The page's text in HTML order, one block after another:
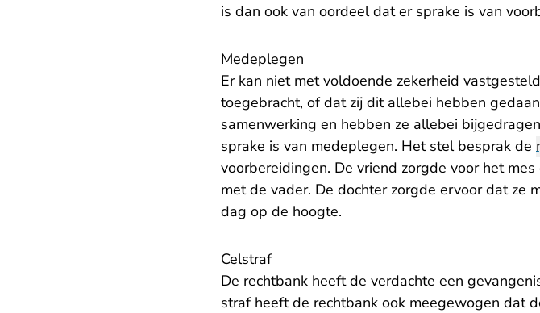
is dan ook van oordeel dat er sprake is van
Medeplegen
Er kan niet met voldoende zekerheid
toegebracht, of dat zij dit allebei hebben
samenwerking en hebben ze allebei
sprake is van medeplegen. Het stel besprak de
voorbereidingen. De vriend zorgde voor het
met de vader. De dochter zorgde ervoor dat ze
dag op de hoogte.
Celstraf
De rechtbank heeft de verdachte een
straf heeft de rechtbank ook meegewogen dat